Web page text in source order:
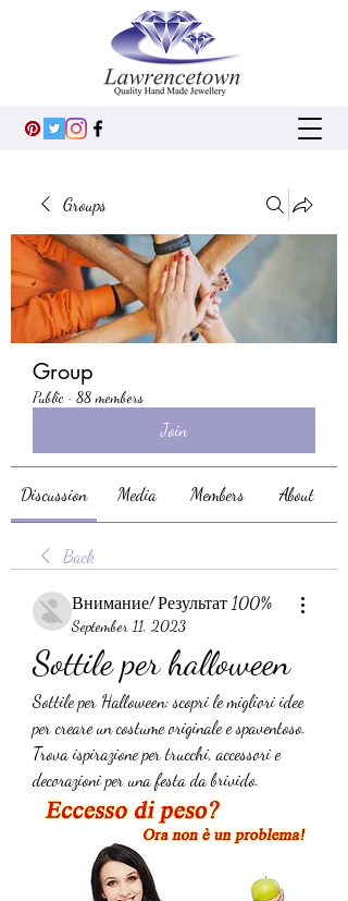
Groups
Group
Public · 88 members
Join
Discussion Media Members About
Back
Внимание! Результат 100%
September 11, 2023
Sottile per halloween
Sottile per Halloween: scopri le migliori idee
per creare un costume originale e spaventoso.
Trova ispirazione per trucchi, accessori e
decorazioni per una festa da brivido.